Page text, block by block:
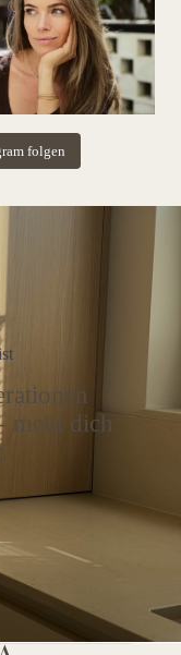
folgen
meld dich